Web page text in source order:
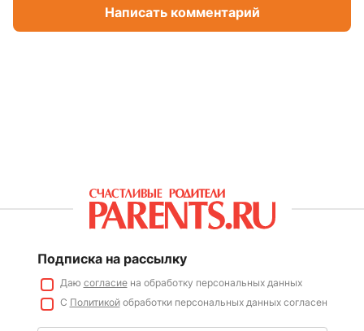
Написать комментарий
Подписка на рассылку
Даю согласиена обработку персональных данных
С Политикойобработки персональных данных согласен